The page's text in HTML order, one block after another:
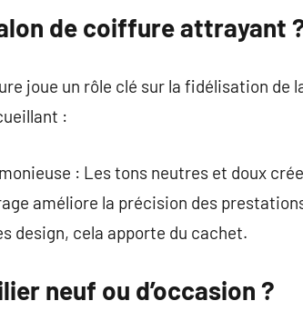
de coiffure attrayant
joue un rôle clé sur la fidélisation de
:
: Les tons neutres et doux
améliore la précision des
design, cela apporte du cachet.
neuf ou d’occasion ?